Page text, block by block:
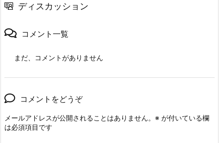
ディスカッション
コメント一覧
まだ、コメントがありません
コメントをどうぞ
メールアドレスが公開されることはありません。 ※ が付いている欄
は必須項目です